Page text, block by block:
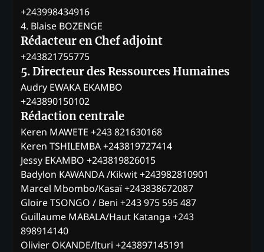
+243998434916
4. Blaise BOZENGE
Rédacteur en Chef adjoint
+243821755775
5. Directeur des Ressources Humaines
Audry EWAKA EKAMBO
+243890150102
Rédaction centrale
Keren MAWETE +243 821630168
Keren TSHILEMBA +243819727414
Jessy EKAMBO +243819826015
Badylon KAWANDA /Kikwit +243982810901
Marcel Mbombo/Kasaï +243838672087
Gloire TSONGO / Beni +243 975 595 487
Guillaume MABALA/Haut Katanga +243
898914140
Olivier OKANDE/Ituri +243897145191